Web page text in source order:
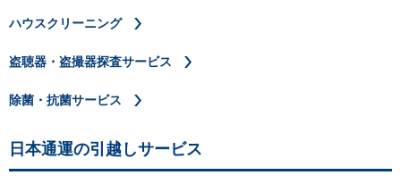
ハウスクリーニング
盗聴器・盗撮器探査サービス
除菌・抗菌サービス
日本通運の引越しサービス